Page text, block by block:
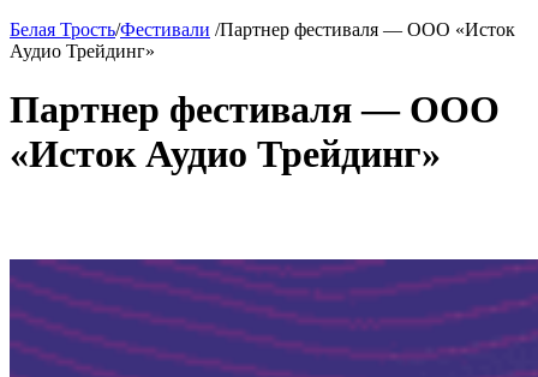
Белая Трость/Фестивали /Партнер фестиваля — ООО «Исток
Аудио Трейдинг»
Партнер фестиваля — ООО
«Исток Аудио Трейдинг»